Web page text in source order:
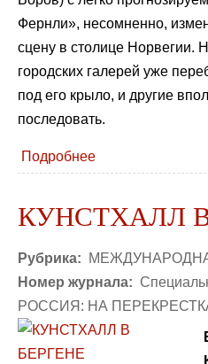
Фернли», несомненно,
сцену в столице Норвегии.
городских галерей уже
под его крыло, и другие
последовать.
Подробнее
КУНСТХАЛЛ
Рубрика:
Номер журнала:
РОССИЯ: НА